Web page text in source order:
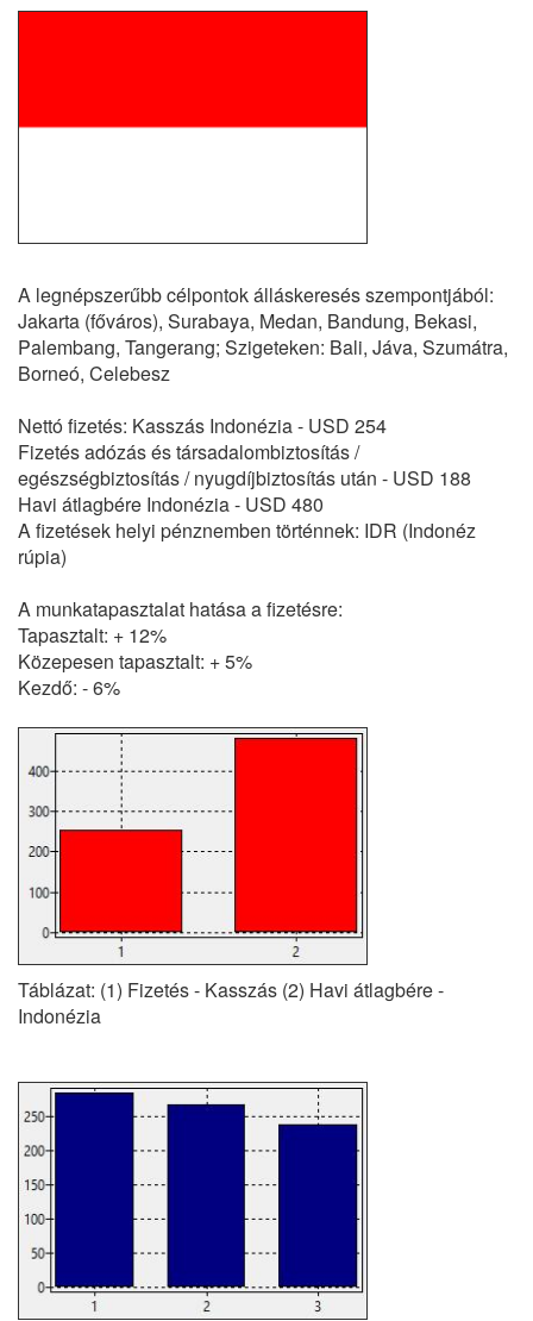
A legnépszerűbb célpontok álláskeresés szempontjából:
Jakarta (főváros), Surabaya, Medan, Bandung, Bekasi,
Palembang, Tangerang; Szigeteken: Bali, Jáva, Szumátra,
Borneó, Celebesz
Nettó fizetés: Kasszás Indonézia - USD 254
Fizetés adózás és társadalombiztosítás /
egészségbiztosítás / nyugdíjbiztosítás után - USD 188
Havi átlagbére Indonézia - USD 480
A fizetések helyi pénznemben történnek: IDR (Indonéz
rúpia)
A munkatapasztalat hatása a fizetésre:
Tapasztalt: + 12%
Közepesen tapasztalt: + 5%
Kezdő: - 6%
Táblázat: (1) Fizetés - Kasszás (2) Havi átlagbére -
Indonézia